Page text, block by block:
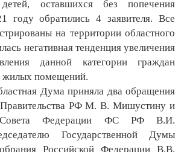
оставшихся без попечения
году обратились 4 заявителя. Все
на территории областного
негативная тенденция увеличения
данной категории граждан
жилых помещений.
Дума приняла два обращения
РФ М. В. Мишустину и
Совета Федерации ФС РФ В.И.
Государственной Думы
Российской Федерации В.В.